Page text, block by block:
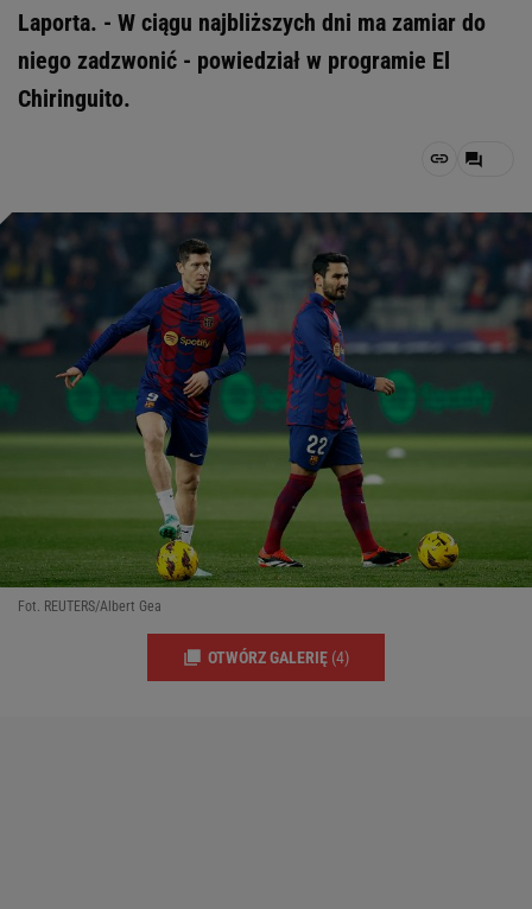
Laporta. - W ciągu najbliższych dni ma zamiar do
niego zadzwonić - powiedział w programie El
Chiringuito.
Fot. REUTERS/Albert Gea
OTWÓRZ GALERIĘ (4)